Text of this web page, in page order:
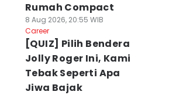
Rumah Compact
8 Aug 2026, 20:55 WIB
Career
[QUIZ] Pilih Bendera
Jolly Roger Ini, Kami
Tebak Seperti Apa
Jiwa Bajak